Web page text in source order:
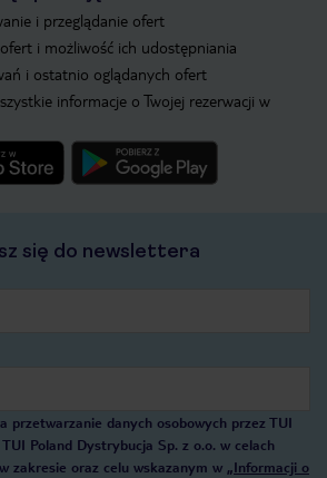
i przeglądanie ofert
i możliwość ich udostępniania
i ostatnio oglądanych ofert
informacje o Twojej rezerwacji w
się do newslettera
przetwarzanie danych osobowych przez TUI
TUI Poland Dystrybucja Sp. z o.o. w celach
zakresie oraz celu wskazanym w „Informacji o